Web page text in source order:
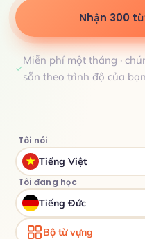
Nhận 300
Miễn phí một tháng ·
sẵn theo trình độ của bạn
Tôi nói
Tiếng Việt
Tôi đang học
Tiếng Đức
Bộ từ vựng